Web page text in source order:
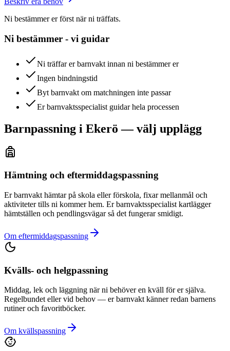
Ni bestämmer er först när ni träffats.
Ni bestämmer - vi guidar
Ni träffar er barnvakt innan ni bestämmer er
Ingen bindningstid
Byt barnvakt om matchningen inte passar
Er barnvaktsspecialist guidar hela processen
Barnpassning i Ekerö — välj upplägg
Hämtning och eftermiddagspassning
Er barnvakt hämtar på skola eller förskola, fixar mellanmål och
aktiviteter tills ni kommer hem. Er barnvaktsspecialist kartlägger
hämtställen och pendlingsvägar så det fungerar smidigt.
Om eftermiddagspassning
Kvälls- och helgpassning
Middag, lek och läggning när ni behöver en kväll för er själva.
Regelbundet eller vid behov — er barnvakt känner redan barnens
rutiner och favoritböcker.
Om kvällspassning